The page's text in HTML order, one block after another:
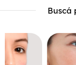
Buscá